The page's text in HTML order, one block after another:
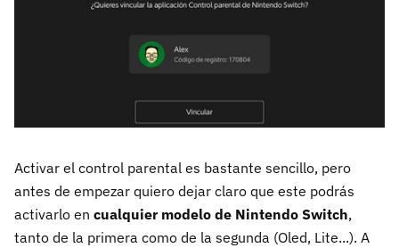
Activar el control parental es bastante sencillo, pero
antes de empezar quiero dejar claro que este podrás
activarlo en cualquier modelo de Nintendo Switch,
tanto de la primera como de la segunda (Oled, Lite...). A